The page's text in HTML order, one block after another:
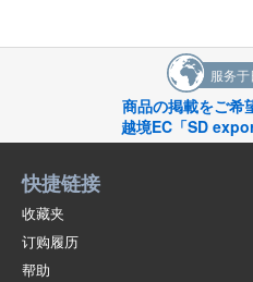
服务
商品の掲載をご希
越境EC「SD
快捷链接
收藏夹
订购履历
帮助